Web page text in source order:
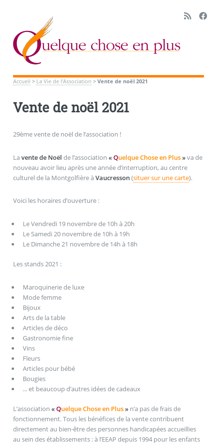
Accueil > La Vie de l’Association > Vente de noël 2021
Vente de noël 2021
29ème vente de noël de l’association !
La vente de Noël de l’association «Quelque Chose en Plus»va de
nouveau avoir lieu après une année d’interruption, au centre
culturel de la Montgolfière à Vaucresson(situer sur une carte).
Voici les horaires d’ouverture :
Le Vendredi 19 novembre de 10h à 20h
Le Samedi 20 novembre de 10h à 19h
Le Dimanche 21 novembre de 14h à 18h
Les stands 2021 :
Maroquinerie de luxe
Mode femme
Bijoux
Arts de la table
Articles de déco
Gastronomie fine
Vins
Fleurs
Articles pour bébé
Bougies
... et beaucoup d’autres idées de cadeaux
L’association «Quelque Chose en Plus» n’a pas de frais de
fonctionnement. Tous les bénéfices de la vente contribuent
directement au bien-être des personnes handicapées accueillies
au sein des établissements : à l’EEAP depuis 1994 pour les enfants